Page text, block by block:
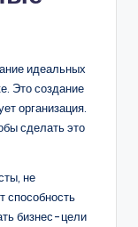
идеальных
Это создание
организация.
сделать это
не
способность
бизнес-цели